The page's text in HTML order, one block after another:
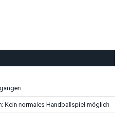
Kein normales Handballspiel möglich